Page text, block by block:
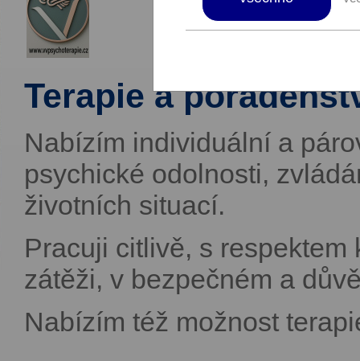
Terapie a
Nabízím individuální a
psychické odolnosti,
životních situací.
Pracuji citlivě, s
zátěži, v bezpečném a
Nabízím též možnost